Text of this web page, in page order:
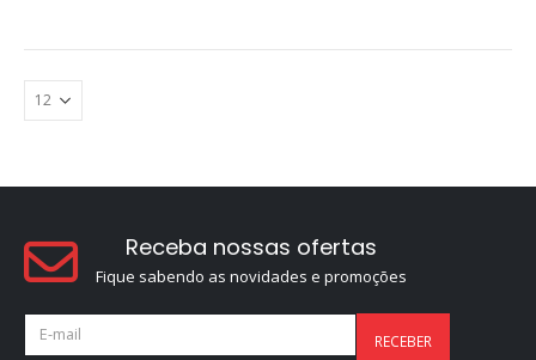
Receba nossas ofertas
Fique sabendo as novidades e promoções